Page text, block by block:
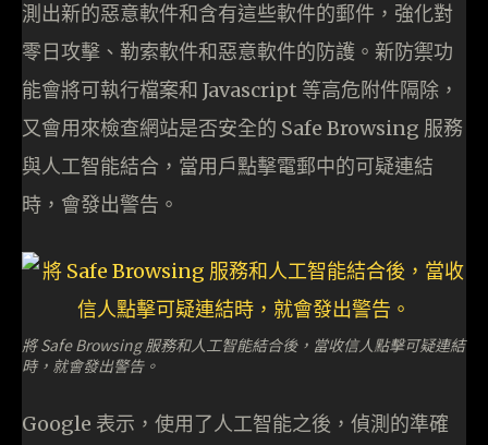
測出新的惡意軟件和含有這些軟件的郵件，強化對
零日攻擊、勒索軟件和惡意軟件的防護。新防禦功
能會將可執行檔案和 Javascript 等高危附件隔除，
又會用來檢查網站是否安全的 Safe Browsing 服務
與人工智能結合，當用戶點擊電郵中的可疑連結
時，會發出警告。
將 Safe Browsing 服務和人工智能結合後，當收信人點擊可疑連結
時，就會發出警告。
Google 表示，使用了人工智能之後，偵測的準確